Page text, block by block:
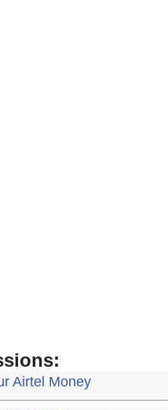
Airtel Money